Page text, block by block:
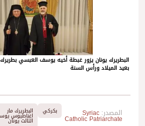
البطريرك يونان يزور غبطة أخيه يوسف العبسي بطريرك
بعيد الميلاد ورأس السنة
المصدر: Syriac
Catholic Patriarchate
بكركي البطريرك مار
اغناطيوس
الثالث يونان